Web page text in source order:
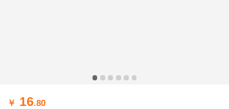
￥ 16.80